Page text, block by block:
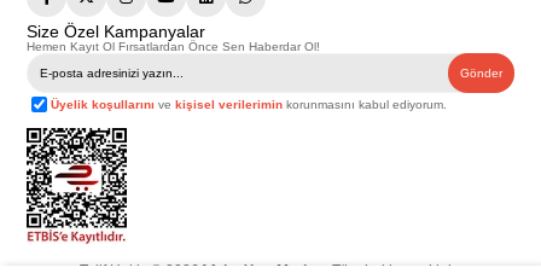
Size Özel Kampanyalar
Hemen Kayıt Ol Fırsatlardan Önce Sen Haberdar Ol!
Gönder
Üyelik koşullarını vekişisel verilerimin korunmasını kabul ediyorum.
Telif Hakkı © 2026 Afeks Yapı Market
. Tüm hakları saklıdır.